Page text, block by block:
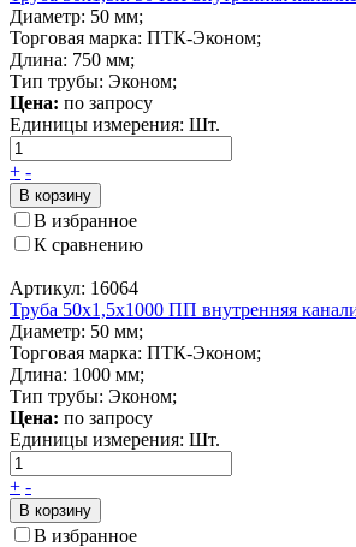
Диаметр: 50 мм;
Торговая марка: ПТК-Эконом;
Длина: 750 мм;
Тип трубы: Эконом;
Цена: по запросу
Единицы измерения: Шт.
+ -
В корзину
В избранное
К сравнению
Артикул: 16064
Труба 50x1,5x1000 ПП внутренняя
Диаметр: 50 мм;
Торговая марка: ПТК-Эконом;
Длина: 1000 мм;
Тип трубы: Эконом;
Цена: по запросу
Единицы измерения: Шт.
+ -
В корзину
В избранное